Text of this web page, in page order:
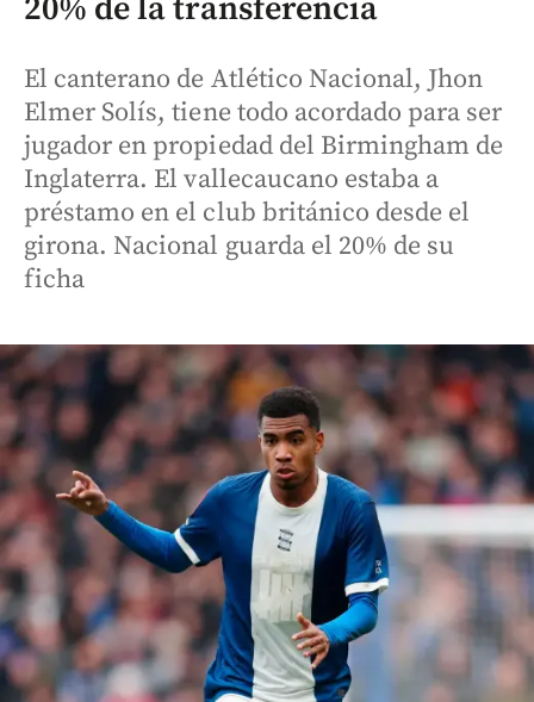
20% de la transferencia
El canterano de Atlético Nacional, Jhon
Elmer Solís, tiene todo acordado para ser
jugador en propiedad del Birmingham de
Inglaterra. El vallecaucano estaba a
préstamo en el club británico desde el
girona. Nacional guarda el 20% de su
ficha